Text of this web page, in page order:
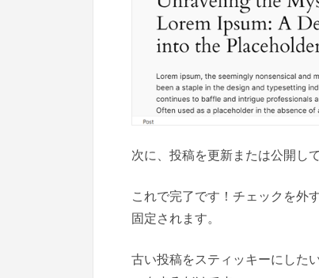
次に、投稿を更新または公開し
これで完了です！チェックを外
固定されます。
古い投稿をスティッキーにした